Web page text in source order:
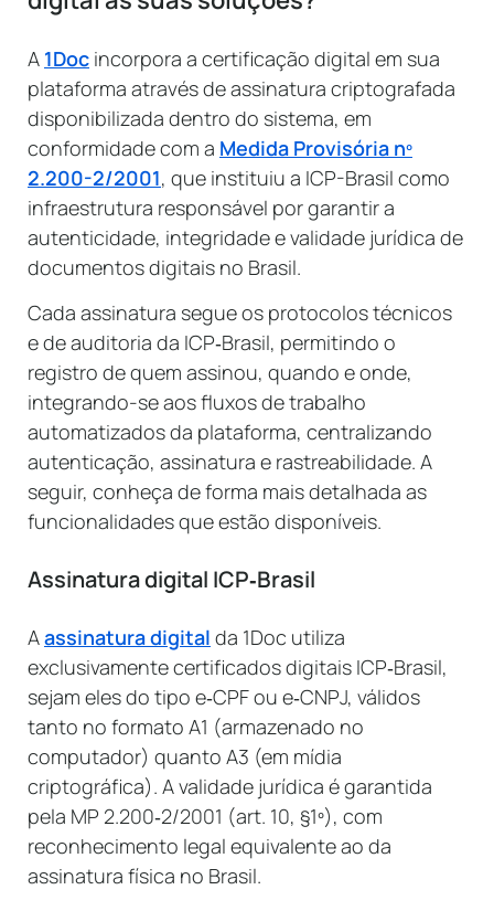
A 1Doc incorpora a certificação digital em sua
plataforma através de assinatura criptografada
disponibilizada dentro do sistema, em
conformidade com a Medida Provisória nº
2.200-2/2001, que instituiu a ICP-Brasil como
infraestrutura responsável por garantir a
autenticidade, integridade e validade jurídica de
documentos digitais no Brasil.
Cada assinatura segue os protocolos técnicos
e de auditoria da ICP‑Brasil, permitindo o
registro de quem assinou, quando e onde,
integrando-se aos fluxos de trabalho
automatizados da plataforma, centralizando
autenticação, assinatura e rastreabilidade. A
seguir, conheça de forma mais detalhada as
funcionalidades que estão disponíveis.
Assinatura digital ICP‑Brasil
Aassinatura digital da 1Doc utiliza
exclusivamente certificados digitais ICP‑Brasil,
sejam eles do tipo e‑CPF ou e‑CNPJ, válidos
tanto no formato A1 (armazenado no
computador) quanto A3 (em mídia
criptográfica). A validade jurídica é garantida
pela MP 2.200‑2/2001 (art. 10, §1º), com
reconhecimento legal equivalente ao da
assinatura física no Brasil.